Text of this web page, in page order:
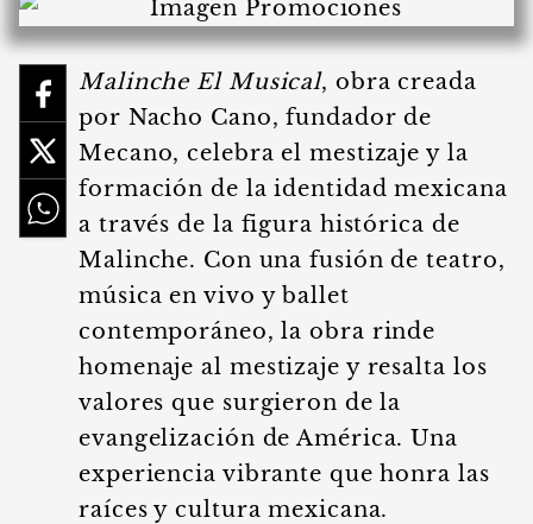
Malinche El Musical, obra creada
por Nacho Cano, fundador de
Mecano, celebra el mestizaje y la
formación de la identidad mexicana
a través de la figura histórica de
Malinche. Con una fusión de teatro,
música en vivo y ballet
contemporáneo, la obra rinde
homenaje al mestizaje y resalta los
valores que surgieron de la
evangelización de América. Una
experiencia vibrante que honra las
raíces y cultura mexicana.